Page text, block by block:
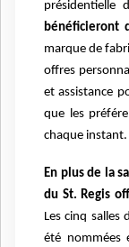
présidentielle
bénéficieront
marque de
offres
et assistance
que les
chaque instant.
En plus de la
du St. Regis
Les cinq
été nommées